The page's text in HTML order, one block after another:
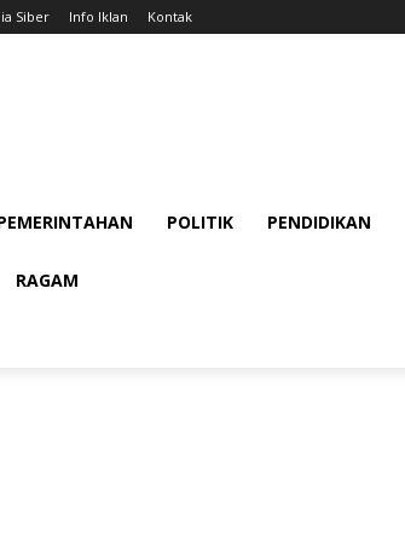
Siber Info Iklan Kontak
POLITIK PENDIDIKAN
RAGAM